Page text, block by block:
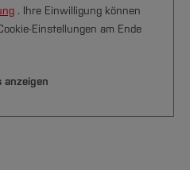
. Ihre Einwilligung können
Einstellungen am Ende
anzeigen